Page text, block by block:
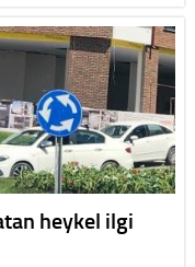
heykel ilgi